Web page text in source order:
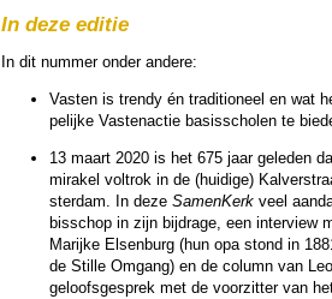
In deze editie
In dit nummer onder andere:
Vasten is trendy én tra­di­tio­neel en wat
pe­lijke Vas­ten­ac­tie basis­scho­len te
13 maart 2020 is het 675 jaar gele­den
mirakel vol­trok in de (hui­dige)
ster­dam. In deze SamenKerkveel
bis­schop in zijn bijdrage, een inter­view
Marijke Elsen­burg (hun opa stond in
de Stille Omgang) en de column van
geloofs­ge­sprek met de voor­zit­ter van